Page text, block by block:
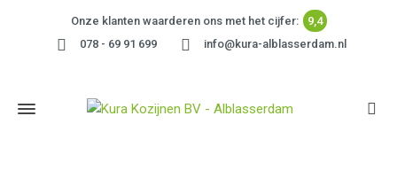
Onze klanten waarderen ons met het cijfer:
9,4
078 - 69 91 699
info@kura-alblasserdam.nl